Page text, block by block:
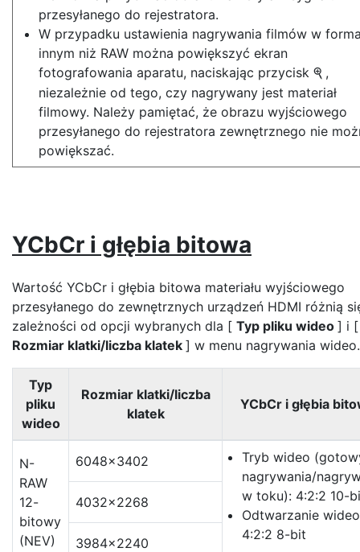
przesyłanego do rejestratora.
W przypadku ustawienia nagrywania filmów w
innym niż RAW można powiększyć ekran
fotografowania aparatu, naciskając przycisk X ,
niezależnie od tego, czy nagrywany jest materiał
filmowy. Należy pamiętać, że obrazu wyjściowego
przesyłanego do rejestratora zewnętrznego nie
powiększać.
YCbCr i głębia bitowa
Wartość YCbCr i głębia bitowa materiału wyjściowego
przesyłanego do zewnętrznych urządzeń HDMI różnią
zależności od opcji wybranych dla [ Typ pliku wideo ] i [
Rozmiar klatki/liczba klatek ] w menu nagrywania wideo.
Typ
pliku
wideo
Rozmiar klatki/liczba
klatek
YCbCr i głębia
N-
RAW
12-
bitowy
(NEV)
6048×3402
Tryb wideo
nagrywania/
w toku): 4:2:2 10-
Odtwarzanie
4:2:2 8-bit
4032×2268
3984×2240